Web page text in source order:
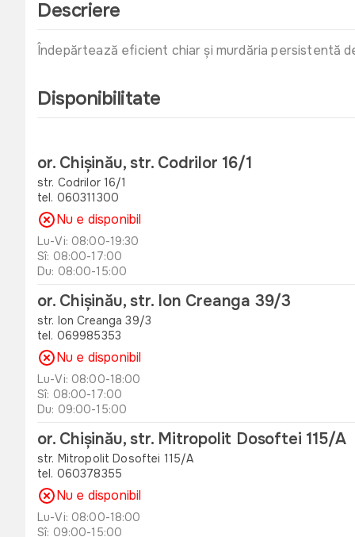
Descriere
Îndepărtează eficient chiar și murdăria persistentă
Disponibilitate
or. Chișinău, str. Codrilor 16/1
str. Codrilor 16/1
tel. 060311300
Nu e disponibil
Lu-Vi: 08:00-19:30
Sî: 08:00-17:00
Du: 08:00-15:00
or. Chișinău, str. Ion Creanga 39/3
str. Ion Creanga 39/3
tel. 069985353
Nu e disponibil
Lu-Vi: 08:00-18:00
Sî: 08:00-17:00
Du: 09:00-15:00
or. Chișinău, str. Mitropolit Dosoftei 115/A
str. Mitropolit Dosoftei 115/A
tel. 060378355
Nu e disponibil
Lu-Vi: 08:00-18:00
Sî: 09:00-15:00